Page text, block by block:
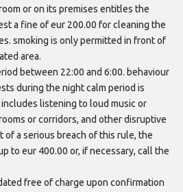
or on its premises entitles the
a fine of eur 200.00 for cleaning the
smoking is only permitted in front of
area.
between 22:00 and 6:00. behaviour
during the night calm period is
listening to loud music or
or corridors, and other disruptive
of a serious breach of this rule, the
to eur 400.00 or, if necessary, call the
free of charge upon confirmation